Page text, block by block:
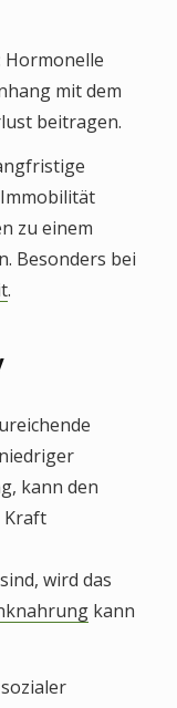
Hormonelle
mit dem
beitragen.
zu einem
Besonders bei
.
kann den
Kraft
wird das
kann